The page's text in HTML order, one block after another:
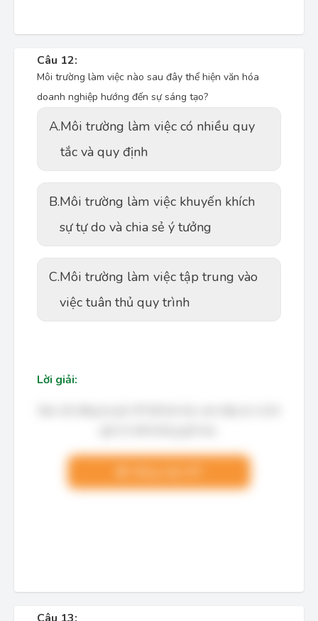
Câu 12:
Môi trường làm việc nào sau đây thể hiện văn hóa
doanh nghiệp hướng đến sự sáng tạo?
A.Môi trường làm việc có nhiều quy
tắc và quy định
B.Môi trường làm việc khuyến khích
sự tự do và chia sẻ ý tưởng
C.Môi trường làm việc tập trung vào
việc tuân thủ quy trình
Lời giải: